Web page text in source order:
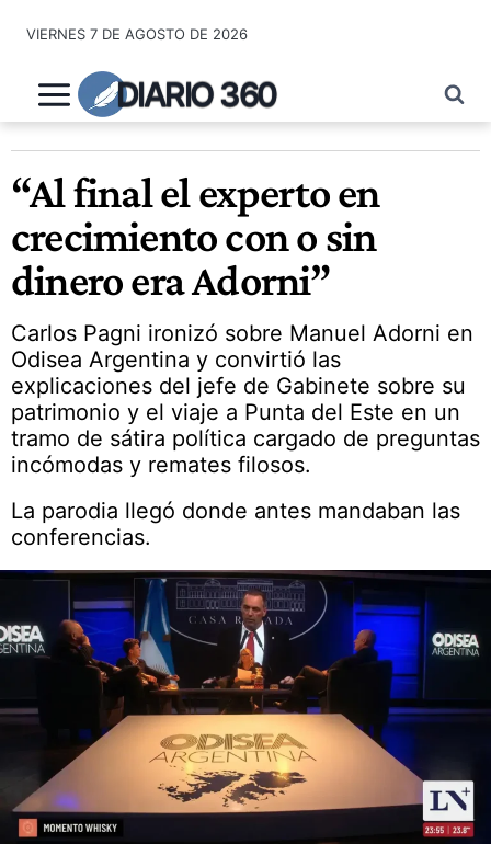
contenido
VIERNES 7 DE AGOSTO DE 2026
DIARIO 360
“Al final el experto en
crecimiento con o sin
dinero era Adorni”
Carlos Pagni ironizó sobre Manuel Adorni en
Odisea Argentina y convirtió las
explicaciones del jefe de Gabinete sobre su
patrimonio y el viaje a Punta del Este en un
tramo de sátira política cargado de preguntas
incómodas y remates filosos.
La parodia llegó donde antes mandaban las
conferencias.